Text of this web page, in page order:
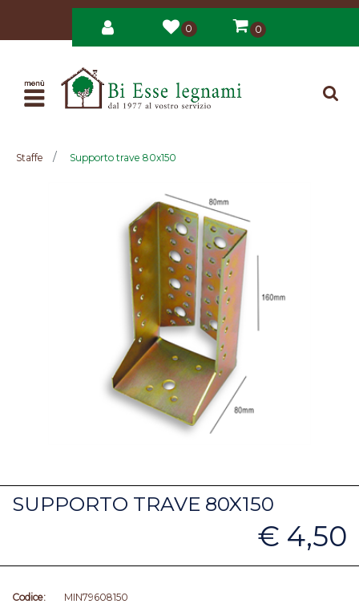
0 0
Open
Staffe Supporto trave 80x150
SUPPORTO TRAVE 80X150
€ 4,50
Codice: MIN79608150